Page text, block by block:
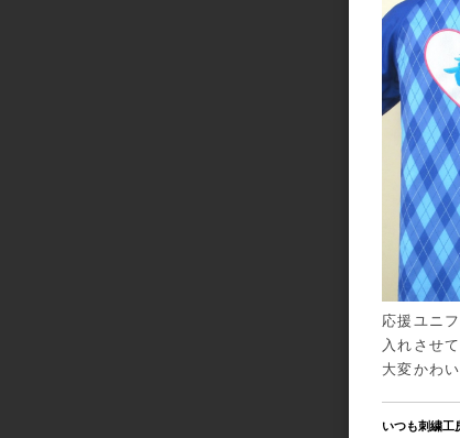
応援ユニ
入れさせ
大変かわ
いつも刺繍工